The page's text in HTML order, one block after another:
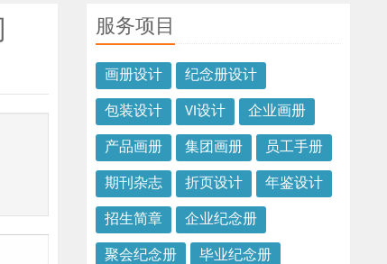
服务项目
画册设计 纪念册设计
包装设计 VI设计 企业画册
产品画册 集团画册 员工手册
期刊杂志 折页设计 年鉴设计
招生简章 企业纪念册
聚会纪念册 毕业纪念册